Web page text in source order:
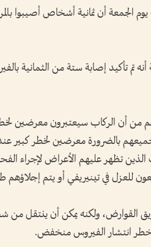
الجمعة أن ثمانية ​أشخاص أصيبوا
تم تأكيد إصابة ستة من الثمانية
من أن الركاب سيعتبرون معرضين
جميعهم بالضرورة معرضين لخطر كبير
الذين تظهر عليهم الأعراض لإجراء
للعزل في تينيريفي أو يتم
القوارض، ولكنه يمكن أن ينتقل من
انتشار الفيروس منخفض.